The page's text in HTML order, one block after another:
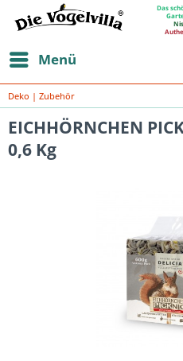
Das
Menü
Deko | Zubehör
EICHHÖRNCHEN
0,6 Kg